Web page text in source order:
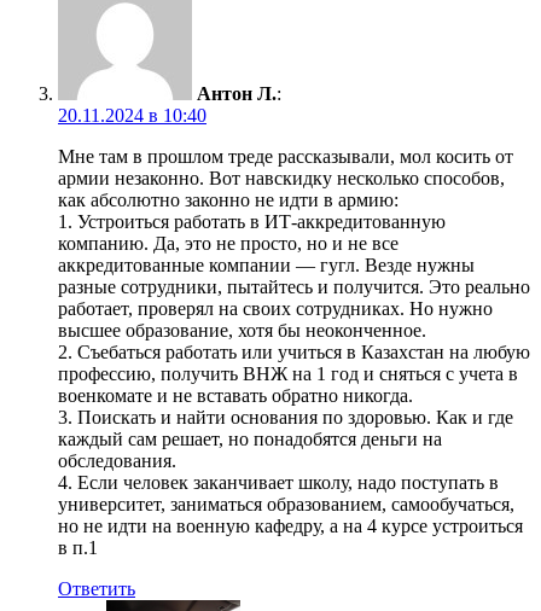
Антон Л.:
20.11.2024 в 10:40
Мне там в прошлом треде рассказывали, мол косить от
армии незаконно. Вот навскидку несколько способов,
как абсолютно законно не идти в армию:
1. Устроиться работать в ИТ-аккредитованную
компанию. Да, это не просто, но и не все
аккредитованные компании — гугл. Везде нужны
разные сотрудники, пытайтесь и получится. Это реально
работает, проверял на своих сотрудниках. Но нужно
высшее образование, хотя бы неоконченное.
2. Съебаться работать или учиться в Казахстан на любую
профессию, получить ВНЖ на 1 год и сняться с учета в
военкомате и не вставать обратно никогда.
3. Поискать и найти основания по здоровью. Как и где
каждый сам решает, но понадобятся деньги на
обследования.
4. Если человек заканчивает школу, надо поступать в
университет, заниматься образованием, самообучаться,
но не идти на военную кафедру, а на 4 курсе устроиться
в п.1
Ответить